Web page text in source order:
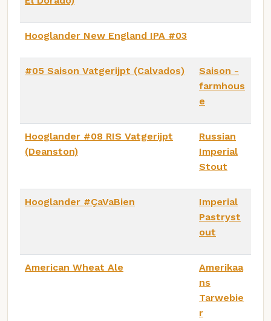
Hooglander New England IPA #03
#05 Saison Vatgerijpt (Calvados)
Saison -
farmhous
e
Hooglander #08 RIS Vatgerijpt
(Deanston)
Russian
Imperial
Stout
Hooglander #ÇaVaBien
Imperial
Pastryst
out
American Wheat Ale
Amerikaa
ns
Tarwebie
r